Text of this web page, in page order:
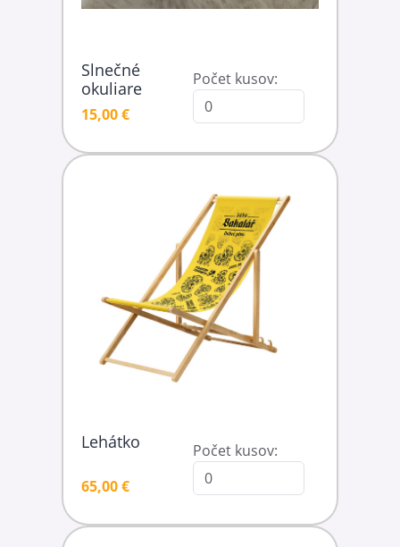
Slnečné
okuliare
15,00 €
Počet kusov:
Lehátko
65,00 €
Počet kusov: